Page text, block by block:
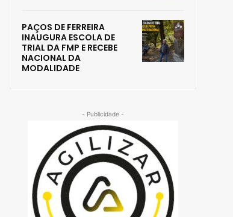
PAÇOS DE FERREIRA
INAUGURA ESCOLA DE
TRIAL DA FMP E RECEBE
NACIONAL DA
MODALIDADE
- Publicidade -